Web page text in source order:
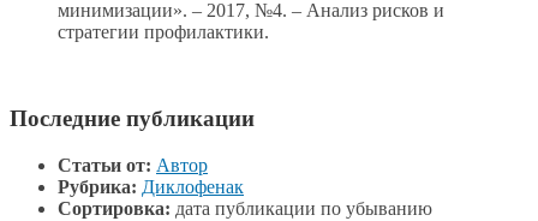
минимизации». – 2017, №4. – Анализ рисков и
стратегии профилактики.
Последние публикации
Статьи от: Автор
Рубрика: Диклофенак
Сортировка: дата публикации по убыванию